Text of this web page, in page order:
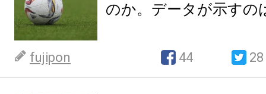
のか。データが示すの
fujipon 44 28